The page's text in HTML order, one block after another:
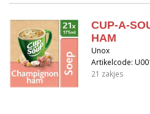
CUP-A-
HAM
Unox
Artikelcode:
21 zakjes